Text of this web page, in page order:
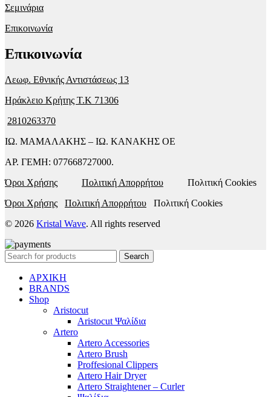
Σεμινάρια
Επικοινωνία
Επικοινωνία
Λεωφ. Εθνικής Αντιστάσεως 13
Ηράκλειο Κρήτης T.K 71306
2810263370
ΙΩ. ΜΑΜΑΛΑΚΗΣ – ΙΩ. ΚΑΝΑΚΗΣ ΟΕ
ΑΡ. ΓΕΜΗ: 077668727000.
Όροι Χρήσης
Πολιτική Απορρήτου Πολιτική Cookies
Όροι Χρήσης
Πολιτική Απορρήτου Πολιτική Cookies
© 2026 Kristal Wave. All rights reserved
Search
ΑΡΧΙΚΗ
BRANDS
Shop
Aristocut
Aristocut Ψαλίδια
Artero
Artero Accessories
Artero Brush
Proffesional Clippers
Artero Hair Dryer
Artero Straightener – Curler